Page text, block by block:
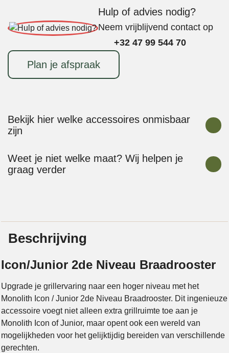
Hulp of advies nodig?
Neem vrijblijvend contact op
+32 47 99 544 70
Plan je afspraak
Bekijk hier welke accessoires onmisbaar
zijn
Weet je niet welke maat? Wij helpen je
graag verder
Beschrijving
Icon/Junior 2de Niveau Braadrooster
Upgrade je grillervaring naar een hoger niveau met het
Monolith Icon / Junior 2de Niveau Braadrooster. Dit ingenieuze
accessoire voegt niet alleen extra grillruimte toe aan je
Monolith Icon of Junior, maar opent ook een wereld van
mogelijkheden voor het gelijktijdig bereiden van verschillende
gerechten.